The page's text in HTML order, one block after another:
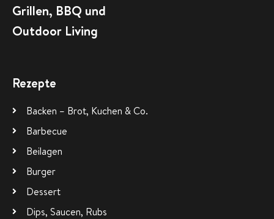
Grillen, BBQ und
Outdoor Living
Rezepte
Backen – Brot, Kuchen & Co.
Barbecue
Beilagen
Burger
Dessert
Dips, Saucen, Rubs